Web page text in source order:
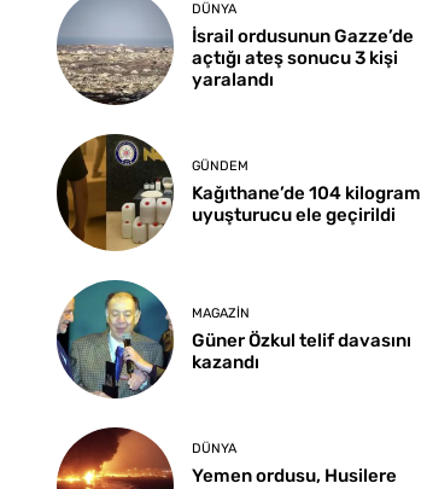
DÜNYA
İsrail ordusunun Gazze’de
açtığı ateş sonucu 3 kişi
yaralandı
GÜNDEM
Kağıthane’de 104 kilogram
uyuşturucu ele geçirildi
MAGAZIN
Güner Özkul telif davasını
kazandı
DÜNYA
Yemen ordusu, Husilere